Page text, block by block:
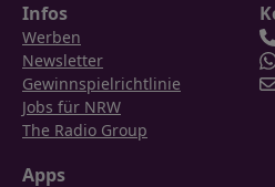
Infos
Werben
Newsletter
Gewinnspielrichtlinie
Jobs für NRW
The Radio Group
Apps